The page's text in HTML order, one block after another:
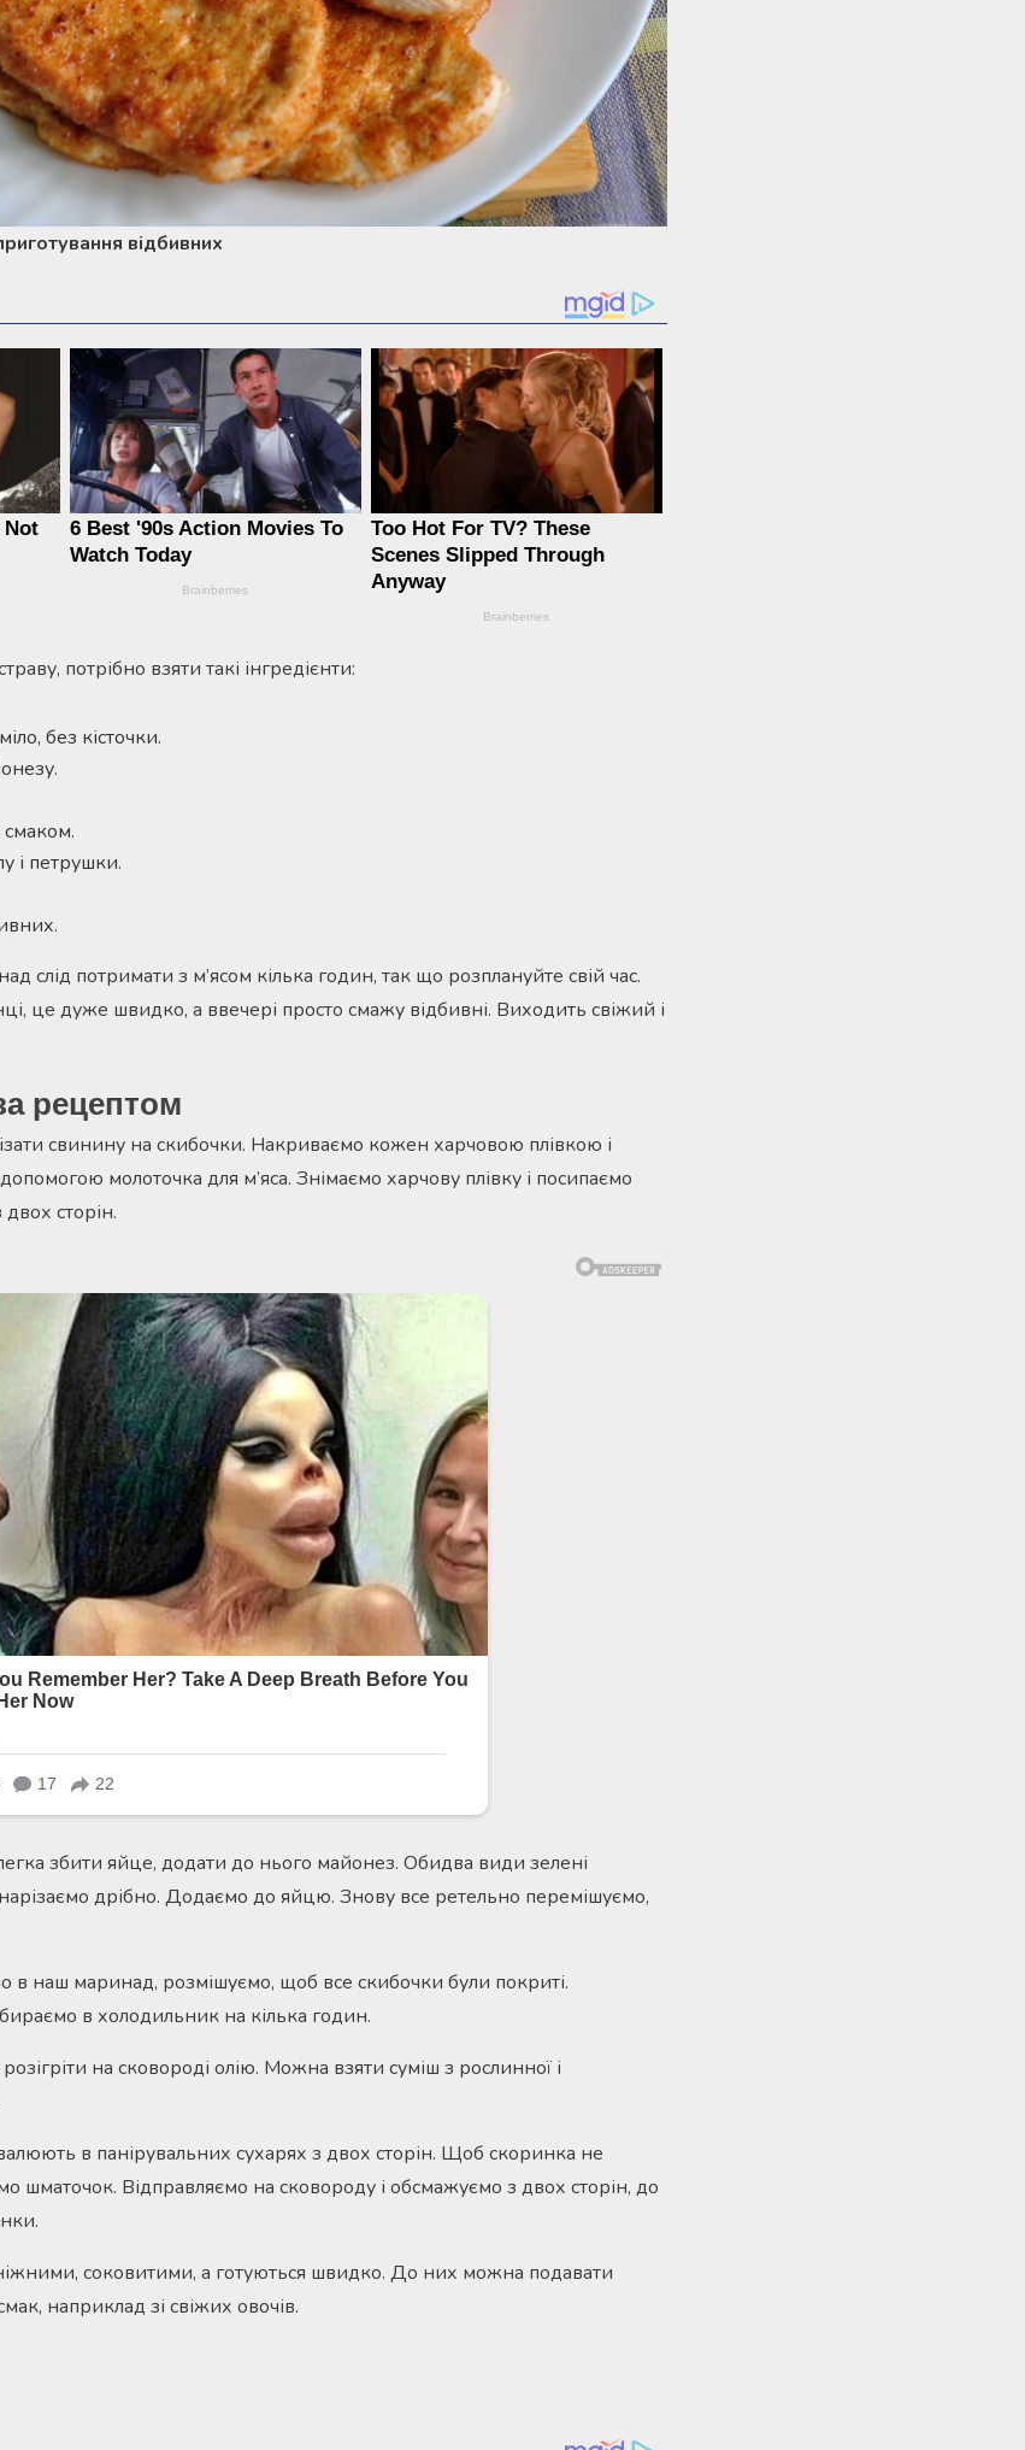
відбивних
потрібно взяти такі інгредієнти:
без кісточки.
смаком.
і петрушки.
слід потримати з м’ясом кілька годин, так що розплануйте свій час.
це дуже швидко, а ввечері просто смажу відбивні. Виходить свіжий і
рецептом
свинину на скибочки. Накриваємо кожен харчовою плівкою і
молоточка для м’яса. Знімаємо харчову плівку і посипаємо
сторін.
збити яйце, додати до нього майонез. Обидва види зелені
дрібно. Додаємо до яйцю. Знову все ретельно перемішуємо,
в наш маринад, розмішуємо, щоб все скибочки були покриті.
в холодильник на кілька годин.
на сковороді олію. Можна взяти суміш з рослинної і
в панірувальних сухарях з двох сторін. Щоб скоринка не
шматочок. Відправляємо на сковороду і обсмажуємо з двох сторін, до
соковитими, а готуються швидко. До них можна подавати
наприклад зі свіжих овочів.